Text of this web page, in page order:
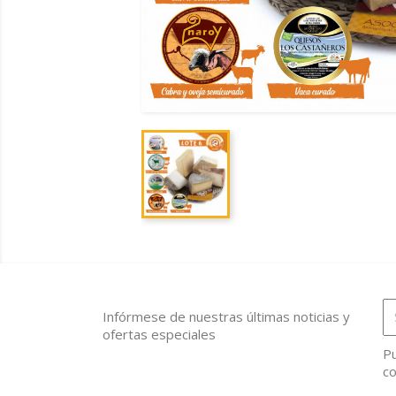
Infórmese de nuestras últimas noticias y
ofertas especiales